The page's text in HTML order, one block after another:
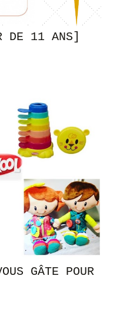
11 ANS]
GÂTE POUR